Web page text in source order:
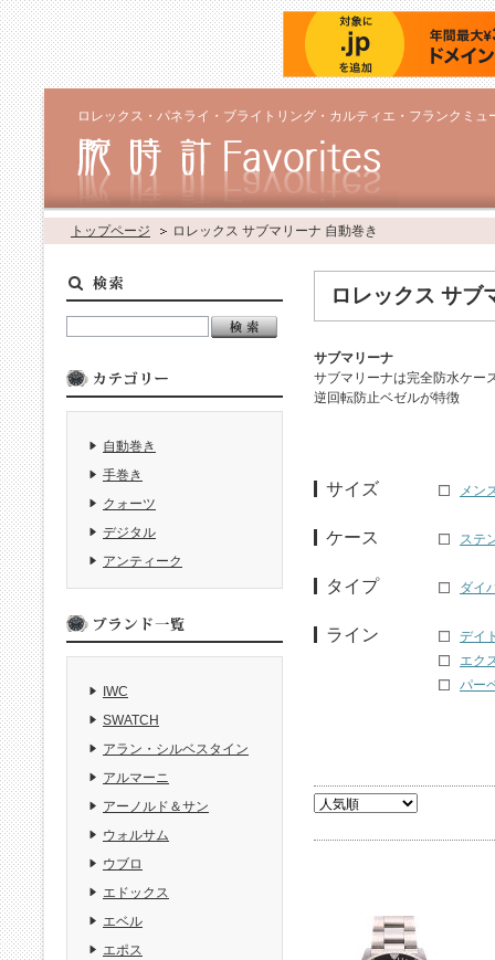
ロレックス・パネライ・ブライトリング・カルティエ・フランクミ
トップページ ロレックス サブマリーナ 自動巻き
ロレックス サブ
サブマリーナ
サブマリーナは完全防水ケー
逆回転防止ベゼルが特徴
サイズ メン
ケース ステ
タイプ ダイ
ライン
デイ
エク
パー
自動巻き
手巻き
クォーツ
デジタル
アンティーク
IWC
SWATCH
アラン・シルベスタイン
アルマーニ
アーノルド＆サン
ウォルサム
ウブロ
エドックス
エベル
エポス